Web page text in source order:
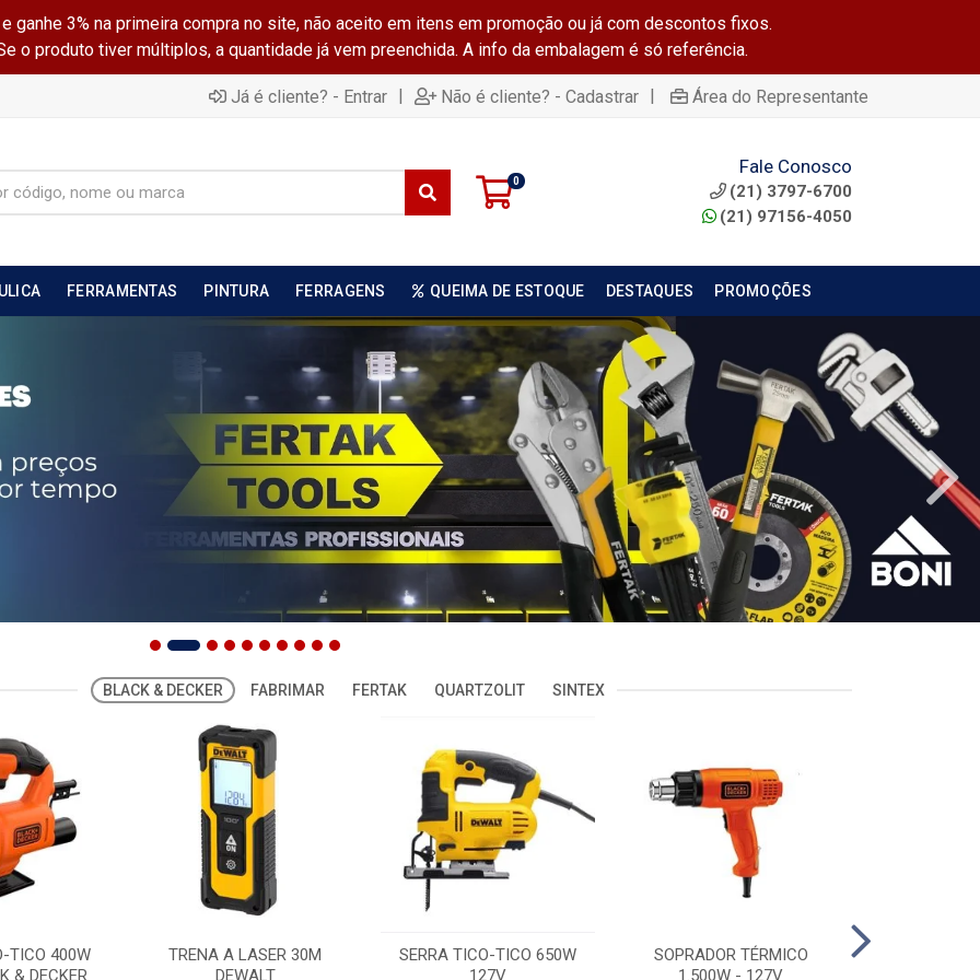
ganhe 3% na primeira compra no site, não aceito em itens em promoção ou já com descontos fixos.
o produto tiver múltiplos, a quantidade já vem preenchida. A info da embalagem é só referência.
Já é cliente? - Entrar | Não é cliente? - Cadastrar | Área do Representante
0
Fale Conosco
(21) 3797-6700
(21) 97156-4050
FERRAMENTAS PINTURA FERRAGENS QUEIMA DE ESTOQUE DESTAQUES PROMOÇÕES
BLACK & DECKER FABRIMAR FERTAK QUARTZOLIT SINTEX
TICO 400W
& DECKER
TRENA A LASER 30M
DEWALT
SERRA TICO-TICO 650W
127V
SOPRADOR TÉRMICO
1.500W - 127V